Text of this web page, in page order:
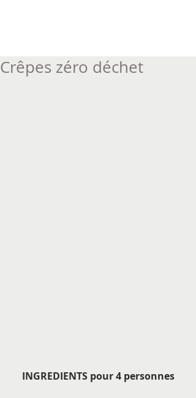
Crêpes zéro déchet
INGREDIENTS pour 4 personnes